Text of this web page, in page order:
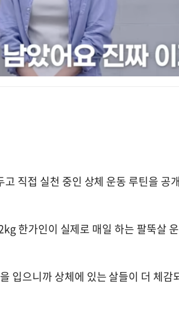
직접 실천 중인 상체 운동 루틴을 공
한가인이 실제로 매일 하는 팔뚝살
입으니까 상체에 있는 살들이 더 체감